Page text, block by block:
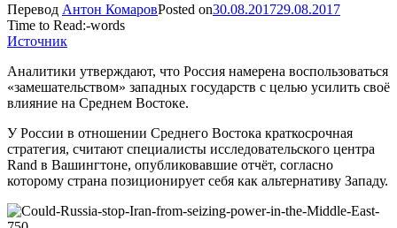
Перевод Антон КомаровPosted on30.08.201729.08.2017
Time to Read:-words
Источник
Аналитики утверждают, что Россия намерена воспользоваться
«замешательством» западных государств с целью усилить своё
влияние на Среднем Востоке.
У России в отношении Среднего Востока краткосрочная
стратегия, считают специалисты исследовательского центра
Rand в Вашингтоне, опубликовавшие отчёт, согласно
которому страна позиционирует себя как альтернативу Западу.